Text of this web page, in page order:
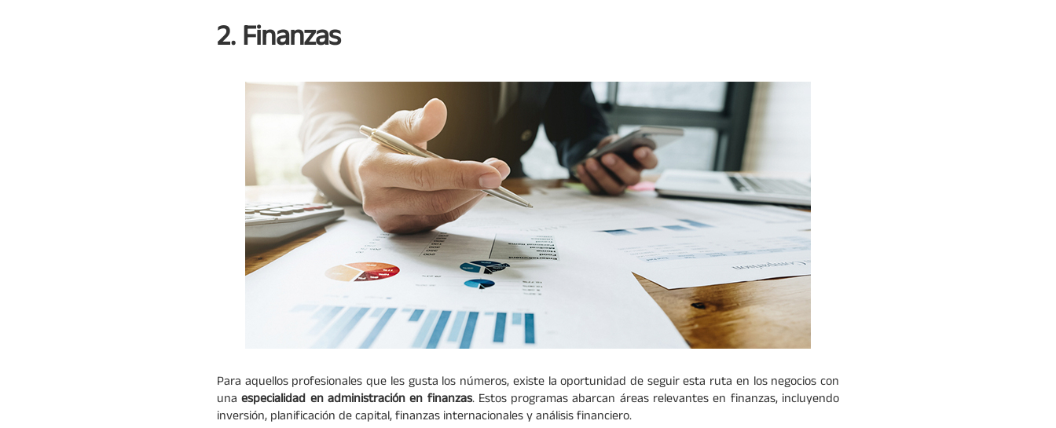
2. Finanzas
Para aquellos profesionales que les gusta los números, existe la oportunidad de seguir esta ruta en los negocios con
unaespecialidad en administración en finanzas. Estos programas abarcan áreas relevantes en finanzas, incluyendo
inversión, planificación de capital, finanzas internacionales y análisis financiero.